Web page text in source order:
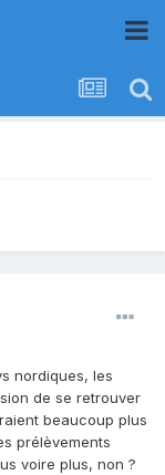
nordiques, les
de se retrouver
beaucoup plus
prélèvements
voire plus, non ?